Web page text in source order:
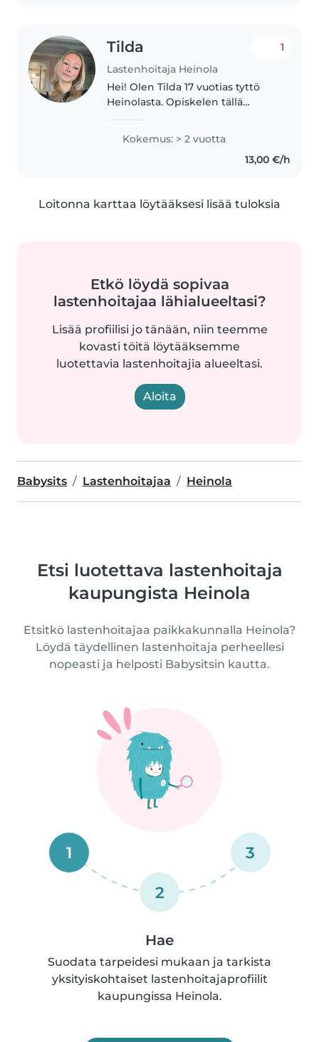
Tilda
Lastenhoitaja Heinola
1
Hei! Olen Tilda 17 vuotias tyttö
Heinolasta. Opiskelen tällä
rehellinen sekä tulen hyvin
Kokemus: > 2 vuotta
13,00 €/h
Loitonna karttaa löytääksesi lisää tuloksia
Etkö löydä sopivaa
lastenhoitajaa lähialueeltasi?
Lisää profiilisi jo tänään, niin teemme
kovasti töitä löytääksemme
luotettavia lastenhoitajia alueeltasi.
Aloita
Babysits Lastenhoitajaa Heinola
Etsi luotettava lastenhoitaja
kaupungista Heinola
Etsitkö lastenhoitajaa paikkakunnalla Heinola?
Löydä täydellinen lastenhoitaja perheellesi
nopeasti ja helposti Babysitsin kautta.
1
2
3
Hae
Suodata tarpeidesi mukaan ja tarkista
yksityiskohtaiset lastenhoitajaprofiilit
kaupungissa Heinola.